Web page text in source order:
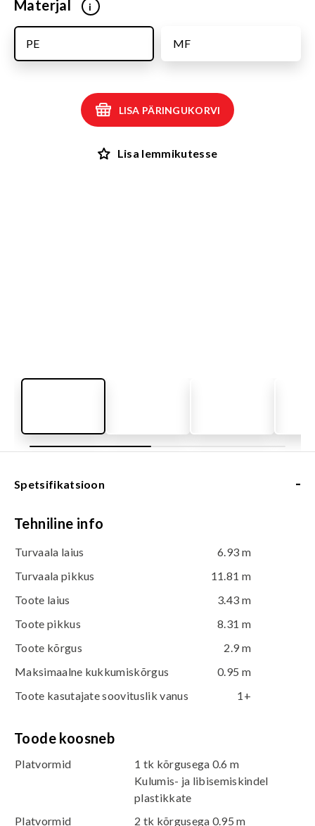
Materjal i
MF
PE
LISA PÄRINGUKORVI
Lisa lemmikutesse
Spetsifikatsioon -
Tehniline info
Turvaala laius
6.93 m
Turvaala pikkus
11.81 m
Toote laius
3.43 m
Toote pikkus
8.31 m
Toote kõrgus
2.9 m
Maksimaalne kukkumiskõrgus
0.95 m
Toote kasutajate soovituslik vanus
1+
Toode koosneb
Platvormid
1 tk kõrgusega 0.6 m
Kulumis- ja libisemiskindel
plastikkate
Platvormid
2 tk kõrgusega 0.95 m